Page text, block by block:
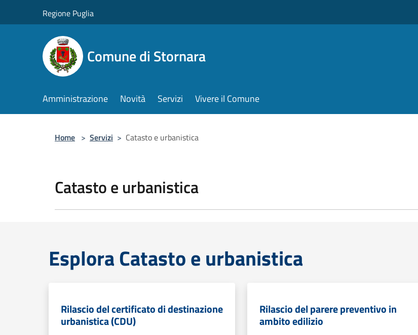
Regione Puglia
Comune di Stornara
Amministrazione Novità Servizi Vivere il Comune
Home > Servizi > Catasto e urbanistica
Catasto e urbanistica
Esplora Catasto e urbanistica
Rilascio del certificato di destinazione
urbanistica (CDU)
Rilascio del parere preventivo in
ambito edilizio